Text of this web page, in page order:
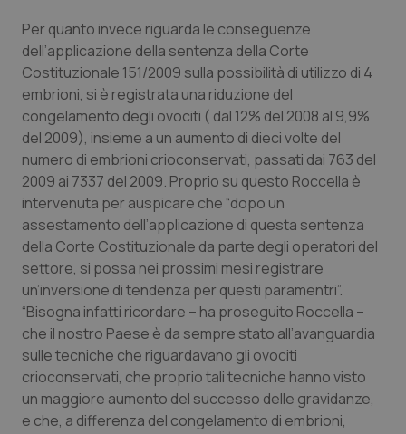
Quotidiano Cardiologia
Quotidiano Chirurgia
Quotidiano Oncologia
Quotidiano Pediatria
Rene & patologie urogenitali
Salute orale & impianti
Sangue & coagulazione
Tiroide
Tumore al seno
Per quanto invece riguarda le conseguenze
dell’applicazione della sentenza della Corte
Costituzionale 151/2009 sulla possibilità di utilizzo di 4
embrioni, si è registrata una riduzione del
congelamento degli ovociti ( dal 12% del 2008 al 9,9%
del 2009), insieme a un aumento di dieci volte del
numero di embrioni crioconservati, passati dai 763 del
2009 ai 7337 del 2009. Proprio su questo Roccella è
intervenuta per auspicare che “dopo un
assestamento dell’applicazione di questa sentenza
della Corte Costituzionale da parte degli operatori del
settore, si possa nei prossimi mesi registrare
un’inversione di tendenza per questi paramentri”.
“Bisogna infatti ricordare – ha proseguito Roccella –
che il nostro Paese è da sempre stato all’avanguardia
sulle tecniche che riguardavano gli ovociti
crioconservati, che proprio tali tecniche hanno visto
un maggiore aumento del successo delle gravidanze,
e che, a differenza del congelamento di embrioni,